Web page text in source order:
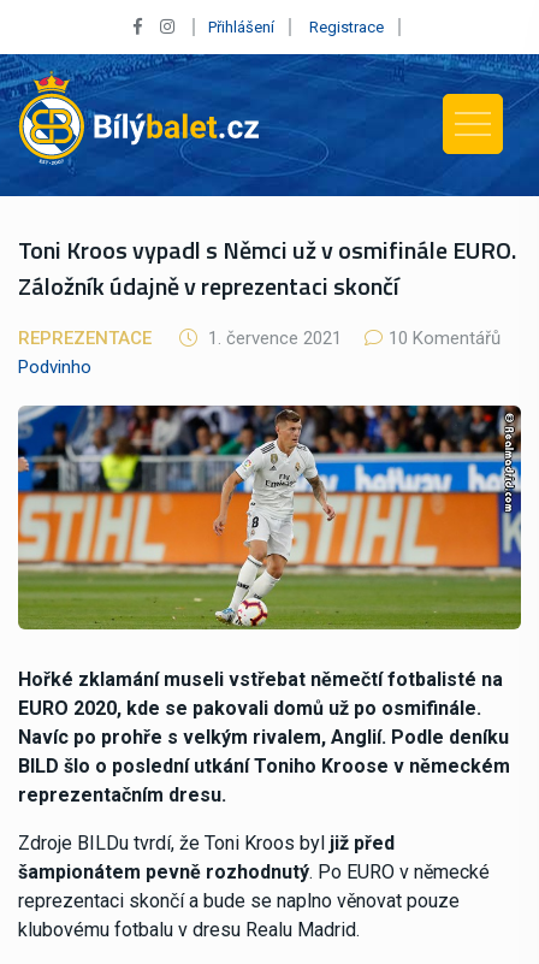
Přihlášení Registrace
Toni Kroos vypadl s Němci už v osmifinále EURO.
Záložník údajně v reprezentaci skončí
REPREZENTACE 1. července 2021
10 Komentářů
Podvinho
Hořké zklamání museli vstřebat němečtí fotbalisté na
EURO 2020, kde se pakovali domů už po osmifinále.
Navíc po prohře s velkým rivalem, Anglií. Podle deníku
BILD šlo o poslední utkání Toniho Kroose v německém
reprezentačním dresu.
Zdroje BILDu tvrdí, že Toni Kroos byl již před
šampionátem pevně rozhodnutý. Po EURO v německé
reprezentaci skončí a bude se naplno věnovat pouze
klubovému fotbalu v dresu Realu Madrid.